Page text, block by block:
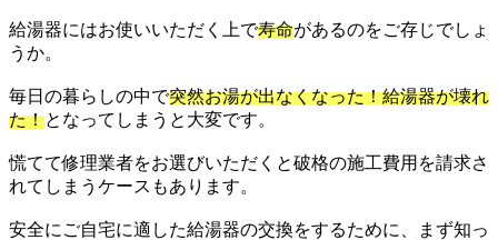
給湯器にはお使いいただく上で寿命があるのをご存じでしょ
うか。
毎日の暮らしの中で突然お湯が出なくなった！給湯器が壊れ
た！となってしまうと大変です。
慌てて修理業者をお選びいただくと破格の施工費用を請求さ
れてしまうケースもあります。
安全にご自宅に適した給湯器の交換をするために、まず知っ